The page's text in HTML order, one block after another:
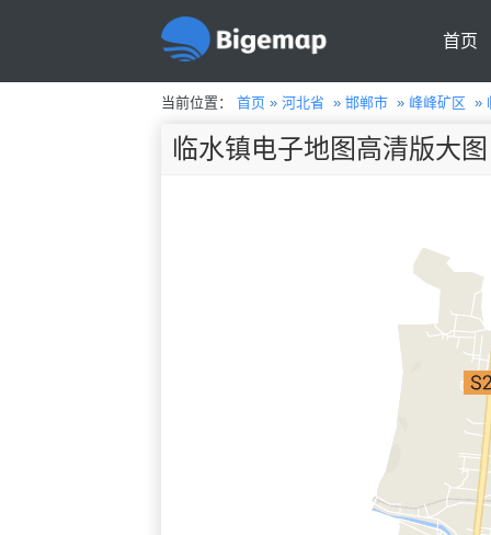
首页
当前位置： 首页» 河北省 » 邯郸市» 峰峰矿区 »
临水镇电子地图高清版大图